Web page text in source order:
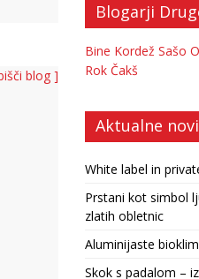
blog ]
Blogarji
Bine Kordež Sašo
Rok Čakš
Aktualne
White label in
Prstani kot simbol
zlatih obletnic
Aluminijaste
Skok s padalom –